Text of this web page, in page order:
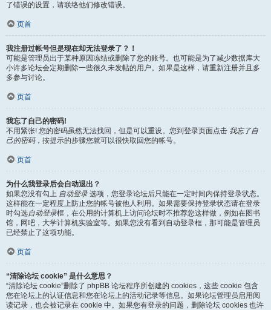
了错误的设置，请联络他们修改错误。
页首
我注册过帐号但是现在却无法登录了？！
可能是管理员出于某种原因冻结或删除了您的账号。也可能是为了减少数据库大
小许多论坛会定期删除一些很久未发帖的用户。如果是这样，请重新注册并且多
多参与讨论。
页首
我忘了自己的密码!
不用紧张! 您的密码虽然无法找回，但是可以重设。您到登录页面点击 我忘了自
己的密码，按提示的步骤您就可以很快取回您的帐号。
页首
为什么我登录后会自动退出？
如果您没有勾上 自动登录选项，您登录论坛后只能在一定时间内保持登录状态。
这样能在一定程度上防止您的帐号被他人利用。如果需要保持登录状态请在登录
时勾选自动登录框，在公用的计算机上访问论坛时不推荐您这样做，例如在图书
馆，网吧，大学计算机实验室等。如果您没有看到自动登录框，那可能是管理员
已经禁止了这项功能。
页首
“清除论坛 cookie” 是什么意思？
“清除论坛 cookie”删除了 phpBB 论坛程序所创建的 cookies，这些 cookie 包含
您在论坛上的认证信息和您在论坛上的活动记录等信息。如果论坛管理员启用阅
读记录，也会被记录在 cookie 中。如果您有登录的问题，删除论坛 cookies 也许